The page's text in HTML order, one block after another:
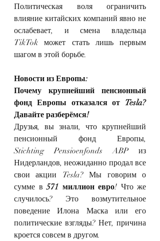
Политическая воля ограничить
влияние китайских компаний явно не
ослабевает, и смена владельца
TikTok может стать лишь первым
шагом в этой борьбе.
Новости из Европы:
Почему крупнейший пенсионный
фонд Европы отказался от Tesla?
Давайте разберёмся!
Друзья, вы знали, что крупнейший
пенсионный фонд Европы,
Stichting Pensioenfonds ABP из
Нидерландов, неожиданно продал все
свои акции Tesla? Мы говорим о
сумме в 571 миллион евро! Что же
случилось? Это возмутительное
поведение Илона Маска или его
политические взгляды? Нет, причина
кроется совсем в другом.